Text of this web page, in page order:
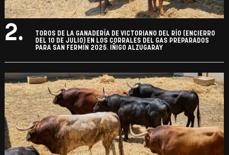
2.
TOROS DE LA GANADERÍA DE VICTORIANO DEL RÍO (ENCIERRO
DEL 10 DE JULIO) EN LOS CORRALES DEL GAS PREPARADOS
PARA SAN FERMÍN 2025. IÑIGO ALZUGARAY